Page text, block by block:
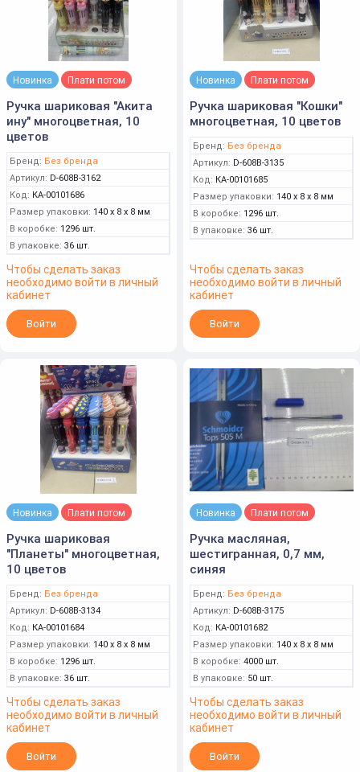
Новинка Плати потом
Ручка шариковая "Акита
ину" многоцветная, 10
цветов
Бренд: Без бренда
Артикул: D-608B-3162
Код: КА-00101686
Размер упаковки: 140 x 8 x 8 мм
В коробке: 1296 шт.
В упаковке: 36 шт.
Чтобы сделать заказ
необходимо войти в личный
кабинет
Войти
Новинка Плати потом
Ручка шариковая "Кошки"
многоцветная, 10 цветов
Бренд: Без бренда
Артикул: D-608B-3135
Код: КА-00101685
Размер упаковки: 140 x 8 x 8 мм
В коробке: 1296 шт.
В упаковке: 36 шт.
Чтобы сделать заказ
необходимо войти в личный
кабинет
Войти
Новинка Плати потом
Ручка шариковая
"Планеты" многоцветная,
10 цветов
Бренд: Без бренда
Артикул: D-608B-3134
Код: КА-00101684
Размер упаковки: 140 x 8 x 8 мм
В коробке: 1296 шт.
В упаковке: 36 шт.
Чтобы сделать заказ
необходимо войти в личный
кабинет
Войти
Новинка Плати потом
Ручка масляная,
шестигранная, 0,7 мм,
синяя
Бренд: Без бренда
Артикул: D-608B-3175
Код: КА-00101682
Размер упаковки: 140 x 8 x 8 мм
В коробке: 4000 шт.
В упаковке: 50 шт.
Чтобы сделать заказ
необходимо войти в личный
кабинет
Войти